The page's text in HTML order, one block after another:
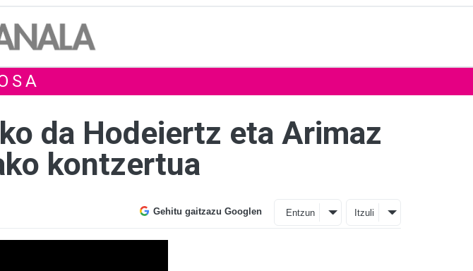
da Hodeiertz eta Arimaz
kontzertua
Gehitu gaitzazu Googlen Entzun Itzuli